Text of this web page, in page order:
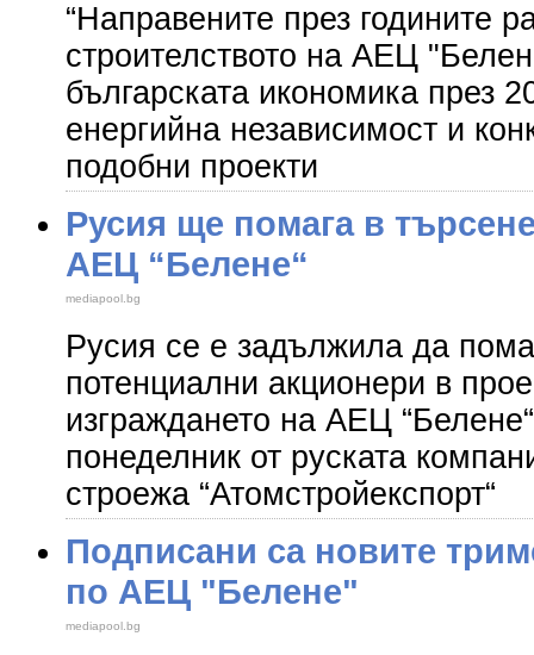
“Направените през годините
строителството на АЕЦ
българската икономика през
енергийна независимост и
подобни проекти
Русия ще помага в
АЕЦ “Белене“
mediapool.bg
Русия се е задължила да
потенциални акционери в
изграждането на АЕЦ
понеделник от руската
строежа “Атомстройекспорт“
Подписани са новите
по АЕЦ "Белене"
mediapool.bg